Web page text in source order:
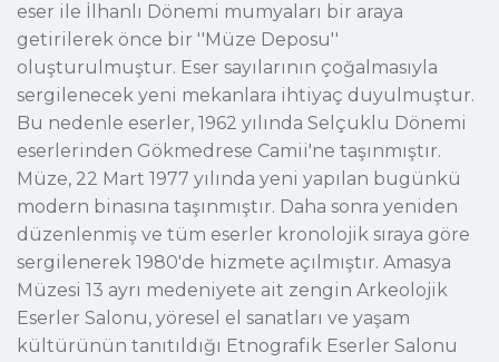
eser ile İlhanlı Dönemi mumyaları bir araya
getirilerek önce bir ''Müze Deposu''
oluşturulmuştur. Eser sayılarının çoğalmasıyla
sergilenecek yeni mekanlara ihtiyaç duyulmuştur.
Bu nedenle eserler, 1962 yılında Selçuklu Dönemi
eserlerinden Gökmedrese Camii'ne taşınmıştır.
Müze, 22 Mart 1977 yılında yeni yapılan bugünkü
modern binasına taşınmıştır. Daha sonra yeniden
düzenlenmiş ve tüm eserler kronolojik sıraya göre
sergilenerek 1980'de hizmete açılmıştır. Amasya
Müzesi 13 ayrı medeniyete ait zengin Arkeolojik
Eserler Salonu, yöresel el sanatları ve yaşam
kültürünün tanıtıldığı Etnografik Eserler Salonu